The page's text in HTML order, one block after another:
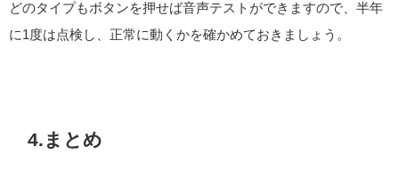
どのタイプもボタンを押せば音声テストができますので、半年
に1度は点検し、正常に動くかを確かめておきましょう。
4.まとめ